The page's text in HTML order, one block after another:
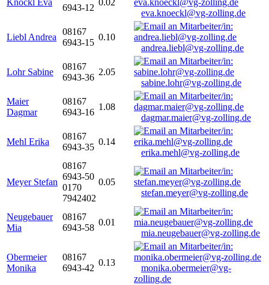
Knöckl Eva
6943-12
0.02
eva.knoeckl@vg-zolling.de
Liebl Andrea
08167
6943-15
0.10
andrea.liebl@vg-zolling.de
Lohr Sabine
08167
6943-36
2.05
sabine.lohr@vg-zolling.de
Maier
Dagmar
08167
6943-16
1.08
dagmar.maier@vg-zolling.de
Mehl Erika
08167
6943-35
0.14
erika.mehl@vg-zolling.de
Meyer Stefan
08167
6943-50
0170
7942402
0.05
stefan.meyer@vg-zolling.de
Neugebauer
Mia
08167
6943-58
0.01
mia.neugebauer@vg-zolling.de
Obermeier
Monika
08167
6943-42
0.13
monika.obermeier@vg-
zolling.de